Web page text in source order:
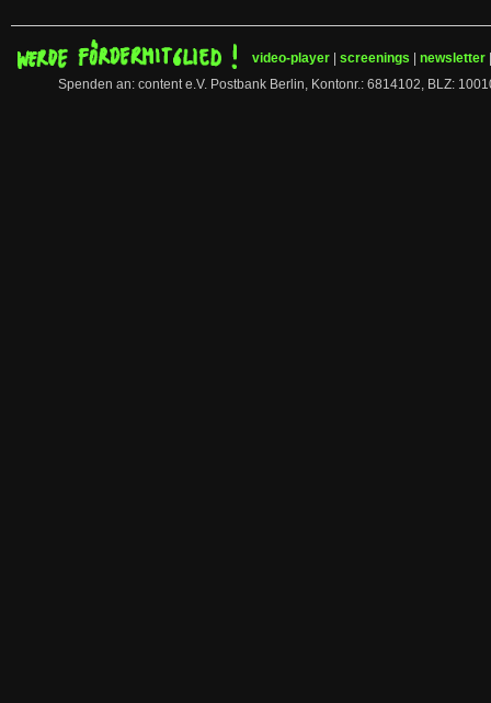
video-player screenings newsletter
Spenden an: content e.V. Postbank Berlin, Kontonr.: 6814102, BLZ: